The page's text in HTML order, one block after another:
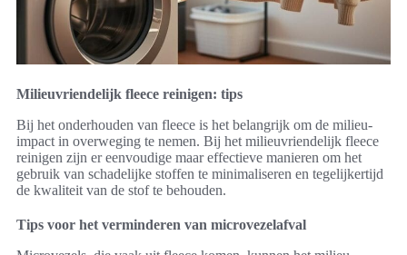
Milieuvriendelijk fleece reinigen: tips
Bij het onderhouden van fleece is het belangrijk om de milieu-
impact in overweging te nemen. Bij het milieuvriendelijk fleece
reinigen zijn er eenvoudige maar effectieve manieren om het
gebruik van schadelijke stoffen te minimaliseren en tegelijkertijd
de kwaliteit van de stof te behouden.
Tips voor het verminderen van microvezelafval